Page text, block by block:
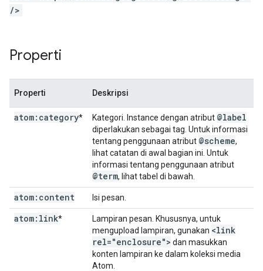
/>
Properti
Properti Deskripsi
atom:category* Kategori. Instance dengan atribut @label
diperlakukan sebagai tag. Untuk informasi
tentang penggunaan atribut @scheme,
lihat catatan di awal bagian ini. Untuk
informasi tentang penggunaan atribut
@term, lihat tabel di bawah.
atom:content Isi pesan.
atom:link*
Lampiran pesan. Khususnya, untuk
mengupload lampiran, gunakan <link
rel="enclosure"> dan masukkan
konten lampiran ke dalam koleksi media
Atom.